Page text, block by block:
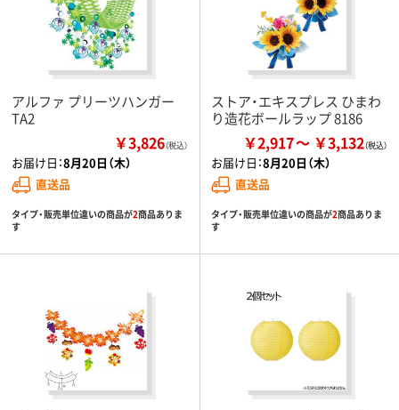
アルファ プリーツハンガー
TA2
￥3,826（税込）
お届け日：8月20日（木）
直送品
タイプ・販売単位違いの商品が2商品ありま
す
ストア・エキスプレス ひまわ
り造花ボールラップ 8186
￥2,917 ￥3,132
お届け日：8月20日（木）
直送品
タイプ・販売単位違いの商品が2商品ありま
す